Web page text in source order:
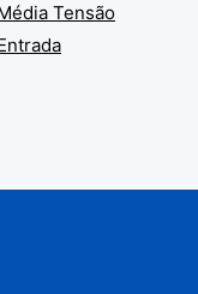
Tensão